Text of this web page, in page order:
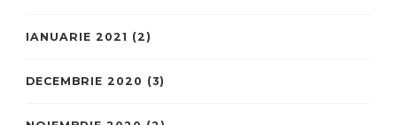
IANUARIE 2021 (2)
DECEMBRIE 2020 (3)